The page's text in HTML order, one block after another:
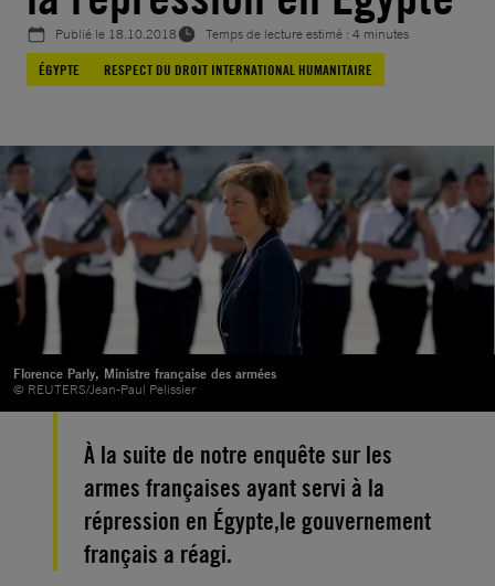
Publié le 18.10.2018
Temps de lecture estimé : 4 minutes
ÉGYPTE
RESPECT DU DROIT INTERNATIONAL HUMANITAIRE
Florence Parly, Ministre française des armées
© REUTERS/Jean-Paul Pelissier
À la suite de notre enquête sur les
armes françaises ayant servi à la
répression en Égypte,le gouvernement
français a réagi.